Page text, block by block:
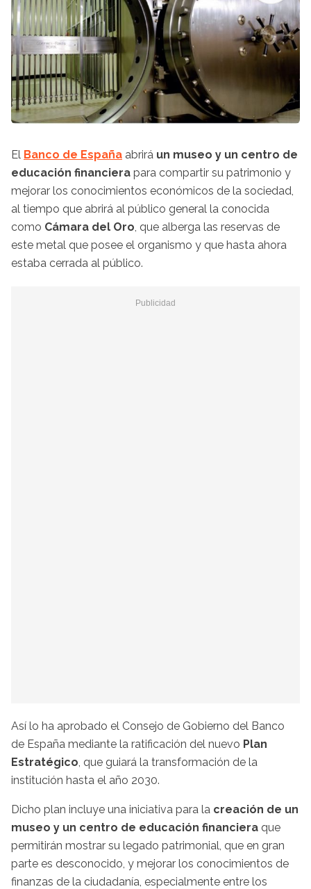
El Banco de España abrirá un museo y un centro de
educación financiera para compartir su patrimonio y
mejorar los conocimientos económicos de la sociedad,
al tiempo que abrirá al público general la conocida
como Cámara del Oro, que alberga las reservas de
este metal que posee el organismo y que hasta ahora
estaba cerrada al público.
Así lo ha aprobado el Consejo de Gobierno del Banco
de España mediante la ratificación del nuevo Plan
Estratégico, que guiará la transformación de la
institución hasta el año 2030.
Dicho plan incluye una iniciativa para la creación de un
museo y un centro de educación financiera que
permitirán mostrar su legado patrimonial, que en gran
parte es desconocido, y mejorar los conocimientos de
finanzas de la ciudadanía, especialmente entre los